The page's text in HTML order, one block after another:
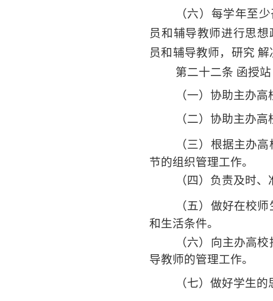
（六）每学年至
员和辅导教师进行思
员和辅导教师，研究 解
第二十二条 函授
（一）协助主办
（二）协助主办
（三）根据主办
节的组织管理工作。
（四）负责及时
（五）做好在校
和生活条件。
（六）向主办高
导教师的管理工作。
（七）做好学生